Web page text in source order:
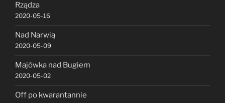
Rządza
2020-05-16
Nad Narwią
2020-05-09
Majówka nad Bugiem
2020-05-02
Off po kwarantannie